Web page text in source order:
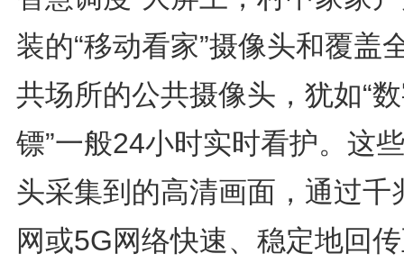
装的“移动看家”摄像头和覆盖
共场所的公共摄像头，犹如“
镖”一般24小时实时看护。这
头采集到的高清画面，通过千
网或5G网络快速、稳定地回